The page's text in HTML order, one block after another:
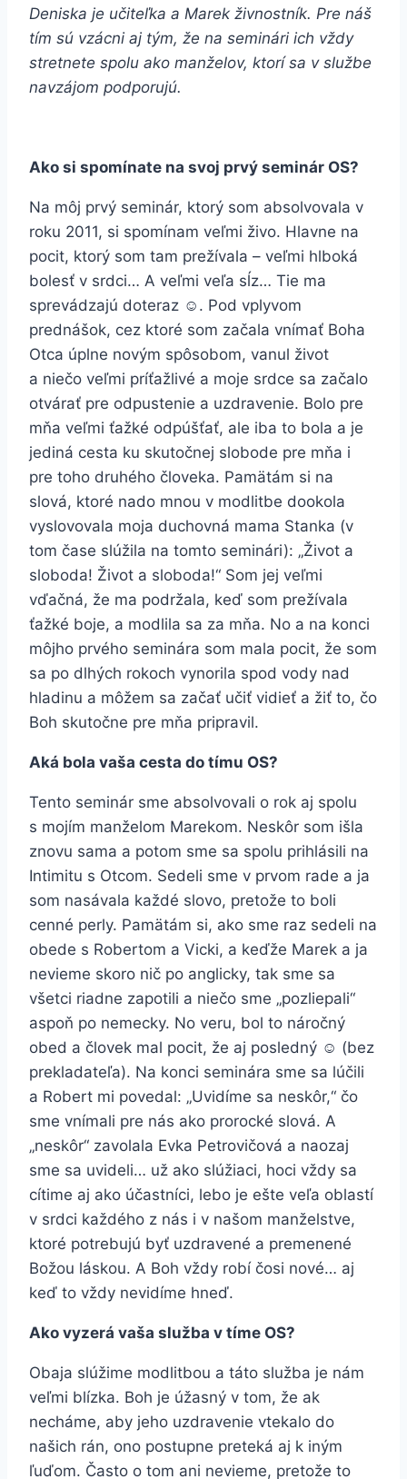
Deniska je učiteľka a Marek živnostník. Pre náš
tím sú vzácni aj tým, že na seminári ich vždy
stretnete spolu ako manželov, ktorí sa v službe
navzájom podporujú.
Ako si spomínate na svoj prvý seminár OS?
Na môj prvý seminár, ktorý som absolvovala v
roku 2011, si spomínam veľmi živo. Hlavne na
pocit, ktorý som tam prežívala – veľmi hlboká
bolesť v srdci… A veľmi veľa sĺz… Tie ma
sprevádzajú doteraz ☺. Pod vplyvom
prednášok, cez ktoré som začala vnímať Boha
Otca úplne novým spôsobom, vanul život
a niečo veľmi príťažlivé a moje srdce sa začalo
otvárať pre odpustenie a uzdravenie. Bolo pre
mňa veľmi ťažké odpúšťať, ale iba to bola a je
jediná cesta ku skutočnej slobode pre mňa i
pre toho druhého človeka. Pamätám si na
slová, ktoré nado mnou v modlitbe dookola
vyslovovala moja duchovná mama Stanka (v
tom čase slúžila na tomto seminári): „Život a
sloboda! Život a sloboda!“ Som jej veľmi
vďačná, že ma podržala, keď som prežívala
ťažké boje, a modlila sa za mňa. No a na konci
môjho prvého seminára som mala pocit, že som
sa po dlhých rokoch vynorila spod vody nad
hladinu a môžem sa začať učiť vidieť a žiť to, čo
Boh skutočne pre mňa pripravil.
Aká bola vaša cesta do tímu OS?
Tento seminár sme absolvovali o rok aj spolu
s mojím manželom Marekom. Neskôr som išla
znovu sama a potom sme sa spolu prihlásili na
Intimitu s Otcom. Sedeli sme v prvom rade a ja
som nasávala každé slovo, pretože to boli
cenné perly. Pamätám si, ako sme raz sedeli na
obede s Robertom a Vicki, a keďže Marek a ja
nevieme skoro nič po anglicky, tak sme sa
všetci riadne zapotili a niečo sme „pozliepali“
aspoň po nemecky. No veru, bol to náročný
obed a človek mal pocit, že aj posledný ☺ (bez
prekladateľa). Na konci seminára sme sa lúčili
a Robert mi povedal: „Uvidíme sa neskôr,“ čo
sme vnímali pre nás ako prorocké slová. A
„neskôr“ zavolala Evka Petrovičová a naozaj
sme sa uvideli… už ako slúžiaci, hoci vždy sa
cítime aj ako účastníci, lebo je ešte veľa oblastí
v srdci každého z nás i v našom manželstve,
ktoré potrebujú byť uzdravené a premenené
Božou láskou. A Boh vždy robí čosi nové… aj
keď to vždy nevidíme hneď.
Ako vyzerá vaša služba v tíme OS?
Obaja slúžime modlitbou a táto služba je nám
veľmi blízka. Boh je úžasný v tom, že ak
necháme, aby jeho uzdravenie vtekalo do
našich rán, ono postupne preteká aj k iným
ľuďom. Často o tom ani nevieme, pretože to